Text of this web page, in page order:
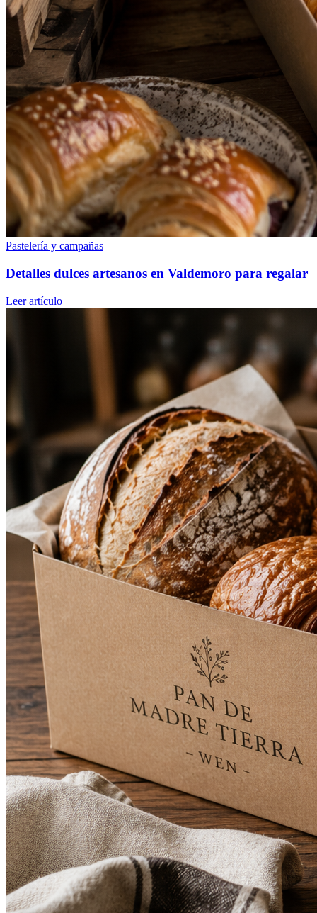
Pastelería y campañas
Detalles dulces artesanos en Valdemoro para regalar
Leer artículo